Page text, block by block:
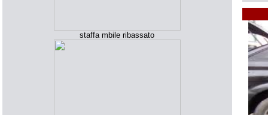
staffa mbile ribassato